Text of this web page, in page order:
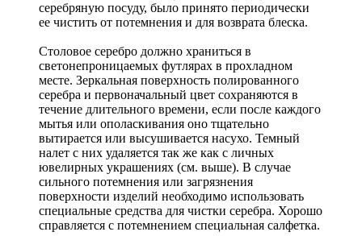
серебряную посуду, было принято периодически
ее чистить от потемнения и для возврата блеска.
Столовое серебро должно храниться в
светонепроницаемых футлярах в прохладном
месте. Зеркальная поверхность полированного
серебра и первоначальный цвет сохраняются в
течение длительного времени, если после каждого
мытья или ополаскивания оно тщательно
вытирается или высушивается насухо. Темный
налет с них удаляется так же как с личных
ювелирных украшениях (см. выше). В случае
сильного потемнения или загрязнения
поверхности изделий необходимо использовать
специальные средства для чистки серебра. Хорошо
справляется с потемнением специальная салфетка.